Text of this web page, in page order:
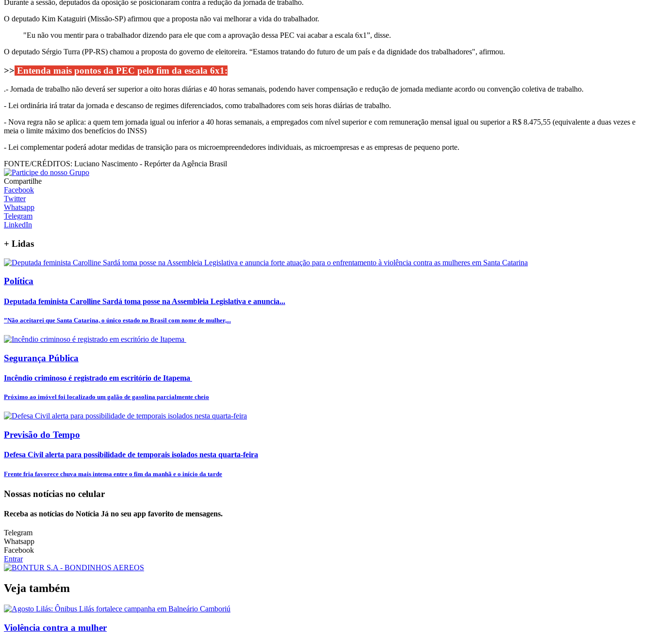
Durante a sessão, deputados da oposição se posicionaram contra a redução da jornada de trabalho.
O deputado Kim Kataguiri (Missão-SP) afirmou que a proposta não vai melhorar a vida do trabalhador.
"Eu não vou mentir para o trabalhador dizendo para ele que com a aprovação dessa PEC vai acabar a escala 6x1”, disse.
O deputado Sérgio Turra (PP-RS) chamou a proposta do governo de eleitoreira. “Estamos tratando do futuro de um país e da dignidade dos trabalhadores", afirmou.
>> Entenda mais pontos da PEC pelo fim da escala 6x1:
.- Jornada de trabalho não deverá ser superior a oito horas diárias e 40 horas semanais, podendo haver compensação e redução de jornada mediante acordo ou convenção coletiva de trabalho.
- Lei ordinária irá tratar da jornada e descanso de regimes diferenciados, como trabalhadores com seis horas diárias de trabalho.
- Nova regra não se aplica: a quem tem jornada igual ou inferior a 40 horas semanais, a empregados com nível superior e com remuneração mensal igual ou superior a R$ 8.475,55 (equivalente a duas vezes e
meia o limite máximo dos benefícios do INSS)
- Lei complementar poderá adotar medidas de transição para os microempreendedores individuais, as microempresas e as empresas de pequeno porte.
FONTE/CRÉDITOS: Luciano Nascimento - Repórter da Agência Brasil
Compartilhe
Facebook
Twitter
Whatsapp
Telegram
LinkedIn
+ Lidas
Política
Deputada feminista Carolline Sardá toma posse na Assembleia Legislativa e anuncia...
”Não aceitarei que Santa Catarina, o único estado no Brasil com nome de mulher,...
Segurança Pública
Incêndio criminoso é registrado em escritório de Itapema
Próximo ao imóvel foi localizado um galão de gasolina parcialmente cheio
Previsão do Tempo
Defesa Civil alerta para possibilidade de temporais isolados nesta quarta-feira
Frente fria favorece chuva mais intensa entre o fim da manhã e o início da tarde
Nossas notícias no celular
Receba as notícias do Notícia Já no seu app favorito de mensagens.
Telegram
Whatsapp
Facebook
Entrar
Veja também
Violência contra a mulher